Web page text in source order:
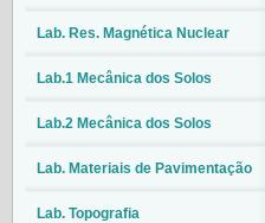
Lab. Res. Magnética Nuclear
Lab.1 Mecânica dos Solos
Lab.2 Mecânica dos Solos
Lab. Materiais de Pavimentação
Lab. Topografia